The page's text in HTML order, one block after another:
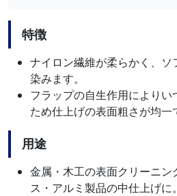
特徴
ナイロン繊維が柔らかく、
染みます。
フラップの自生作用により
ため仕上げの表面粗さが均一
用途
金属・木工の表面クリーニン
ス・アルミ製品の中仕上げに。